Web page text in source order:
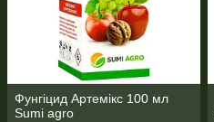
Фунгіцид Артемікс 100 мл
Sumi agro